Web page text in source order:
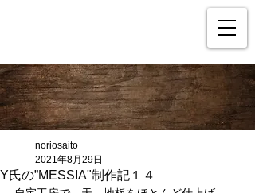
Y氏の”MESSIA"制作記１４
noriosaito
2021年8月29日